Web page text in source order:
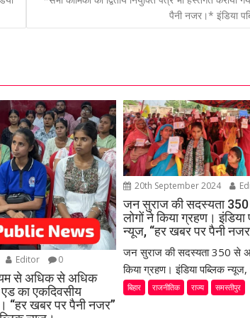
पैनी नजर।* इंडिया
Editor 0
से अधिक से अधिक
का एकदिवसीय
“हर खबर पर पैनी नजर”
20th September 2024
जन सुराज की सदस्यता
लोगों ने किया ग्रहण। इंडिया
न्यूज, “हर खबर पर पैनी
जन सुराज की सदस्यता 350 से
किया ग्रहण। इंडिया पब्लिक
बिहार राजनीतिक राज्य समस्तीपुर